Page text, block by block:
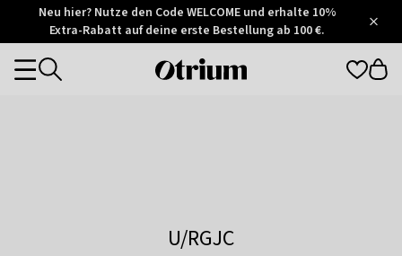
Otrium
Trustpilot
Neu hier? Nutze den Code WELCOME und erhalte 10%
Extra-Rabatt auf deine erste Bestellung ab 100 €.
Otrium
Categories
U/RGJC